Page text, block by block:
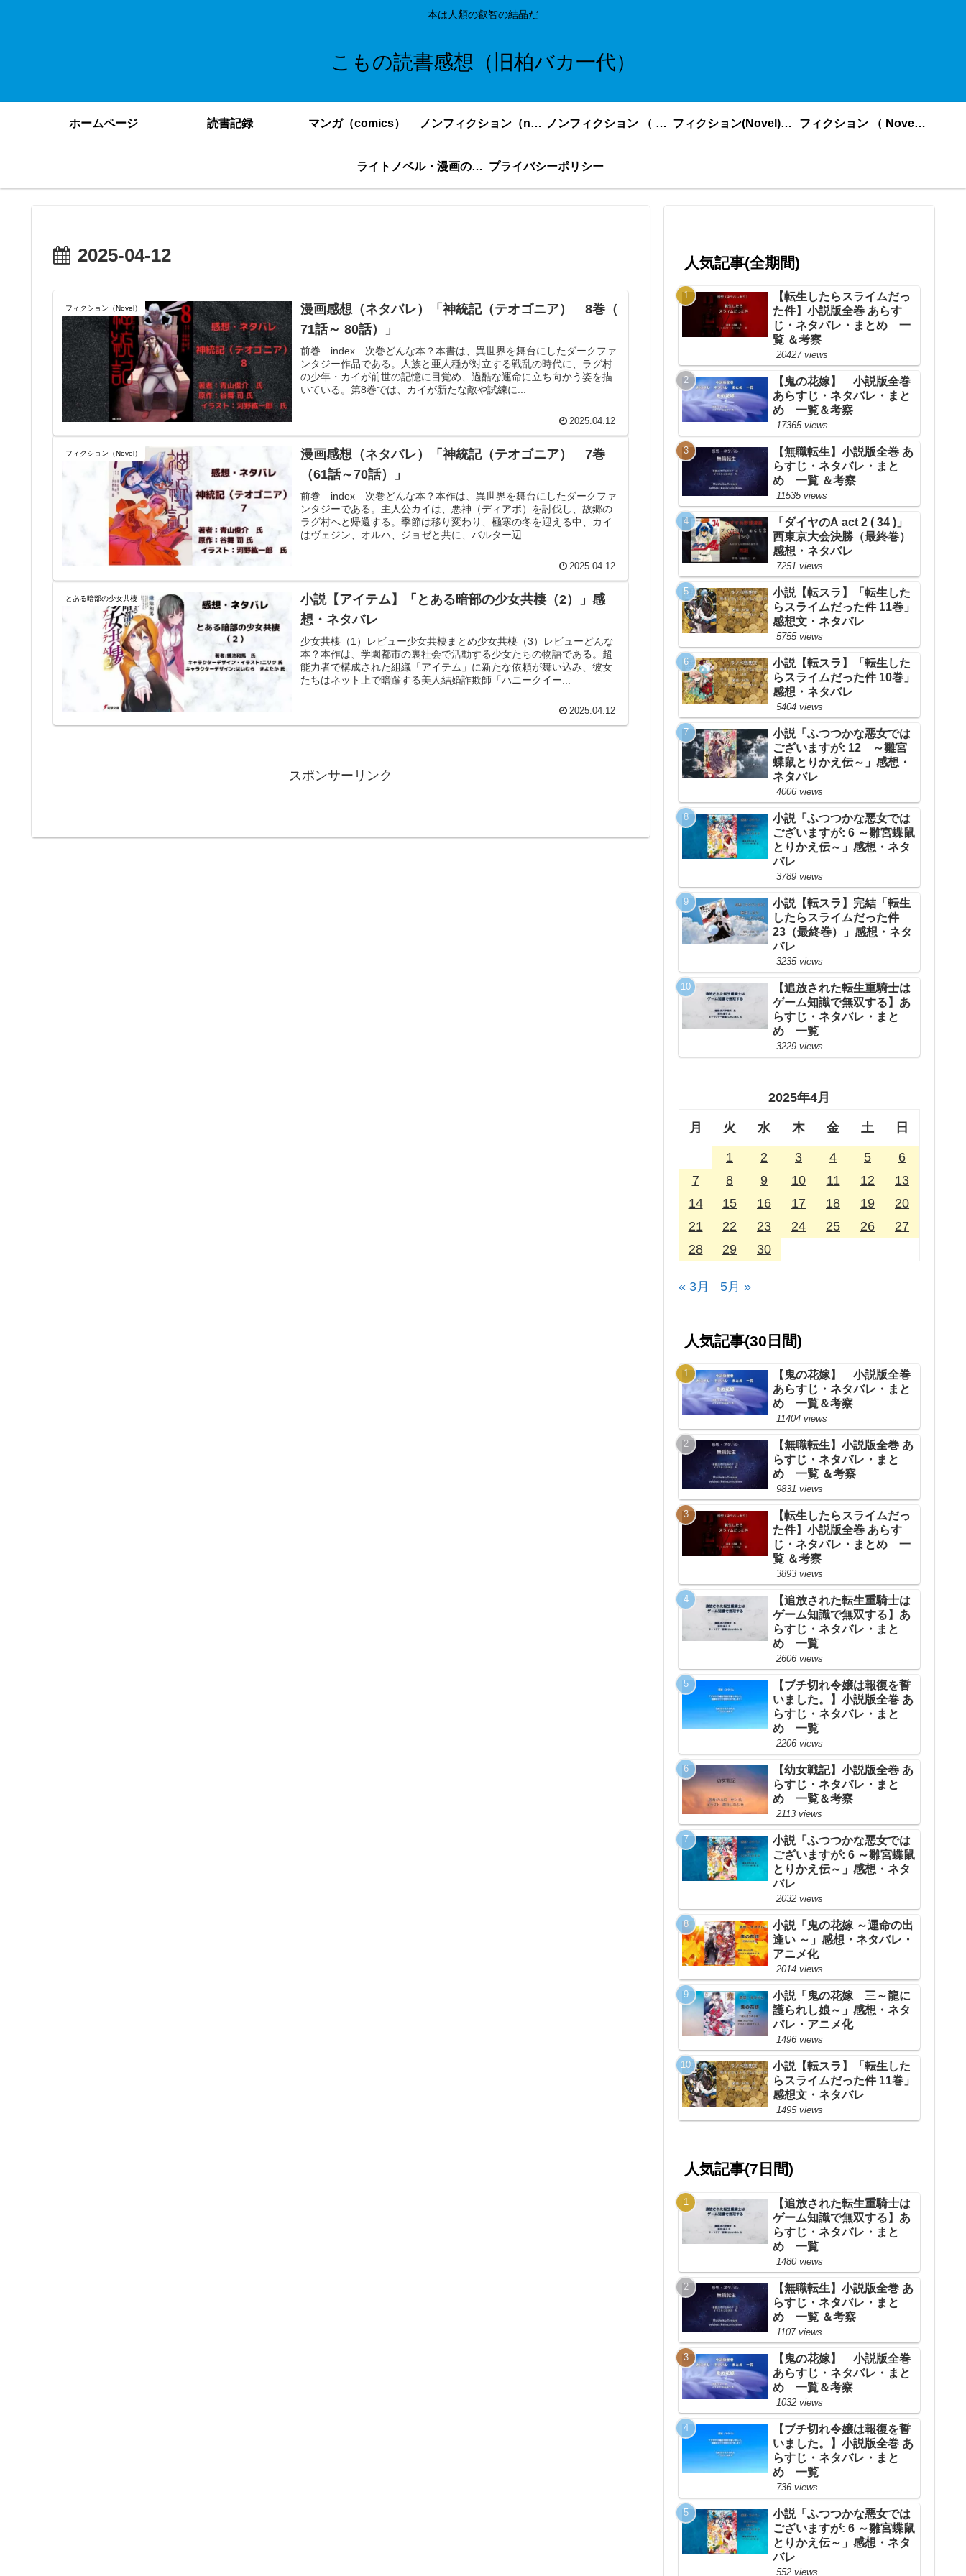
本は人類の叡智の結晶だ
こもの読書感想（旧柏バカ一代）
ホームページ 読書記録 マンガ（comics） ノンフィクション（nonfiction）更新順 ノンフィクション （ nonfiction ） あいうえお順 フィクション(Novel)更新順 フィクション （ Novel ） あいうえお順
ライトノベル・漫画の感想・ネタバレまとめ｜こもの読書感想 プライバシーポリシー
2025-04-12
フィクション（Novel）
漫画感想（ネタバレ）「神統記（テオゴニア） 8巻（
71話～ 80話）」
前巻 index 次巻どんな本？本書は、異世界を舞台にしたダークファ
ンタジー作品である。​人族と亜人種が対立する戦乱の時代に、ラグ村
の少年・カイが前世の記憶に目覚め、過酷な運命に立ち向かう姿を描
いている。​第8巻では、カイが新たな敵や試練に...
2025.04.12
フィクション（Novel）
漫画感想（ネタバレ）「神統記（テオゴニア） 7巻
（61話～70話）」
前巻 index 次巻どんな本？本作は、異世界を舞台にしたダークファ
ンタジーである。​主人公カイは、悪神（ディアボ）を討伐し、故郷の
ラグ村へと帰還する。​季節は移り変わり、極寒の冬を迎える中、カイ
はヴェジン、オルハ、ジョゼと共に、バルター辺...
2025.04.12
とある暗部の少女共棲
小説【アイテム】「とある暗部の少女共棲（2）」感
想・ネタバレ
少女共棲（1）レビュー少女共棲まとめ少女共棲（3）レビューどんな
本？本作は、学園都市の裏社会で活動する少女たちの物語である。超
能力者で構成された組織「アイテム」に新たな依頼が舞い込み、彼女
たちはネット上で暗躍する美人結婚詐欺師「ハニークイー...
2025.04.12
スポンサーリンク
人気記事(全期間)
【転生したらスライムだっ
た件】小説版全巻 あらす
じ・ネタバレ・まとめ 一
覧 ＆考察
20427 views
【鬼の花嫁】 小説版全巻
あらすじ・ネタバレ・まと
め 一覧＆考察
17365 views
【無職転生】小説版全巻 あ
らすじ・ネタバレ・まと
め 一覧 ＆考察
11535 views
「ダイヤのA act 2 ( 34 )」
西東京大会決勝（最終巻）
感想・ネタバレ
7251 views
小説【転スラ】「転生した
らスライムだった件 11巻」
感想文・ネタバレ
5755 views
小説【転スラ】「転生した
らスライムだった件 10巻」
感想・ネタバレ
5404 views
小説「ふつつかな悪女では
ございますが: 12 ～雛宮
蝶鼠とりかえ伝～」感想・
ネタバレ
4006 views
小説「ふつつかな悪女では
ございますが: 6 ～雛宮蝶鼠
とりかえ伝～」感想・ネタ
バレ
3789 views
小説【転スラ】完結「転生
したらスライムだった件
23（最終巻）」感想・ネタ
バレ
3235 views
【追放された転生重騎士は
ゲーム知識で無双する】あ
らすじ・ネタバレ・まと
め 一覧
3229 views
2025年4月
月 火 水 木 金 土 日
1 2 3 4 5
6
7
8 9 10 11 12
13
14
15 16 17 18 19
20
21
22 23 24 25 26
27
28
29 30
« 3月 5月 »
人気記事(30日間)
【鬼の花嫁】 小説版全巻
あらすじ・ネタバレ・まと
め 一覧＆考察
11404 views
【無職転生】小説版全巻 あ
らすじ・ネタバレ・まと
め 一覧 ＆考察
9831 views
【転生したらスライムだっ
た件】小説版全巻 あらす
じ・ネタバレ・まとめ 一
覧 ＆考察
3893 views
【追放された転生重騎士は
ゲーム知識で無双する】あ
らすじ・ネタバレ・まと
め 一覧
2606 views
【ブチ切れ令嬢は報復を誓
いました。】小説版全巻 あ
らすじ・ネタバレ・まと
め 一覧
2206 views
【幼女戦記】小説版全巻 あ
らすじ・ネタバレ・まと
め 一覧＆考察
2113 views
小説「ふつつかな悪女では
ございますが: 6 ～雛宮蝶鼠
とりかえ伝～」感想・ネタ
バレ
2032 views
小説「鬼の花嫁 ～運命の出
逢い ～」感想・ネタバレ・
アニメ化
2014 views
小説「鬼の花嫁 三～龍に
護られし娘～」感想・ネタ
バレ・アニメ化
1496 views
小説【転スラ】「転生した
らスライムだった件 11巻」
感想文・ネタバレ
1495 views
人気記事(7日間)
【追放された転生重騎士は
ゲーム知識で無双する】あ
らすじ・ネタバレ・まと
め 一覧
1480 views
【無職転生】小説版全巻 あ
らすじ・ネタバレ・まと
め 一覧 ＆考察
1107 views
【鬼の花嫁】 小説版全巻
あらすじ・ネタバレ・まと
め 一覧＆考察
1032 views
【ブチ切れ令嬢は報復を誓
いました。】小説版全巻 あ
らすじ・ネタバレ・まと
め 一覧
736 views
小説「ふつつかな悪女では
ございますが: 6 ～雛宮蝶鼠
とりかえ伝～」感想・ネタ
バレ
552 views